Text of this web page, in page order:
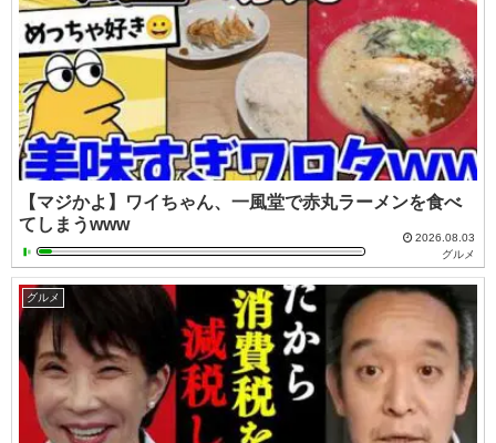
【マジかよ】ワイちゃん、一風堂で赤丸ラーメンを食べ
てしまうwww
2026.08.03
グルメ
グルメ